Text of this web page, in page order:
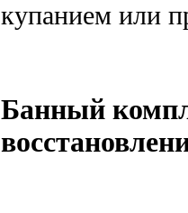
купанием или
Банный